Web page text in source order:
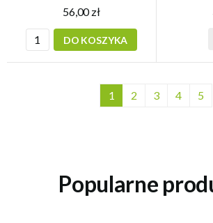
56,00 zł
DO KOSZYKA
1 2 3 4 5
Popularne